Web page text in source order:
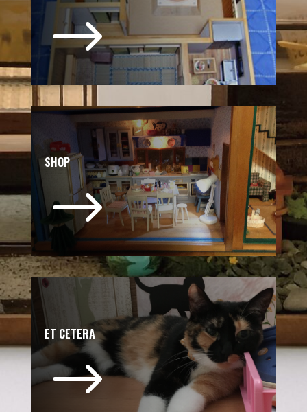
$
SHOP
$
ET CETERA
$